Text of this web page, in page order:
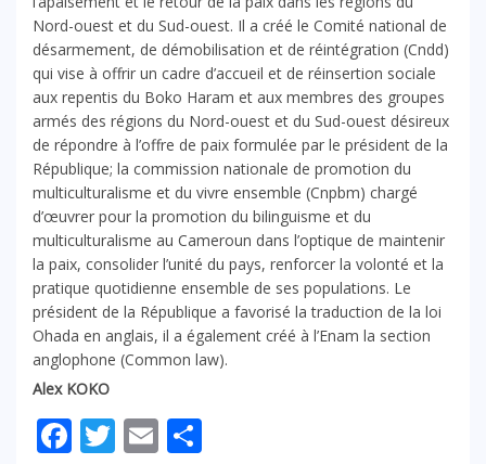
Nord-ouest et du Sud-ouest. Il a créé le Comité national de
désarmement, de démobilisation et de réintégration (Cndd)
qui vise à offrir un cadre d’accueil et de réinsertion sociale
aux repentis du Boko Haram et aux membres des groupes
armés des régions du Nord-ouest et du Sud-ouest désireux
de répondre à l’offre de paix formulée par le président de la
République; la commission nationale de promotion du
multiculturalisme et du vivre ensemble (Cnpbm) chargé
d’œuvrer pour la promotion du bilinguisme et du
multiculturalisme au Cameroun dans l’optique de maintenir
la paix, consolider l’unité du pays, renforcer la volonté et la
pratique quotidienne ensemble de ses populations. Le
président de la République a favorisé la traduction de la loi
Ohada en anglais, il a également créé à l’Enam la section
anglophone (Common law).
Alex KOKO
Facebook
Twitter
Email